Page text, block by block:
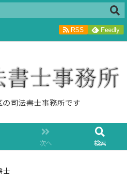
司法書士事務所です
次へ 検索
RSS Feedly
士